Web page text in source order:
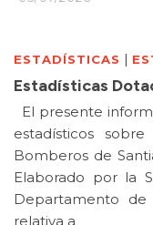
ESTADÍSTICAS |
Estadísticas
El presente
estadísticos
Bomberos de
Elaborado por la
Departamento de
relativa a